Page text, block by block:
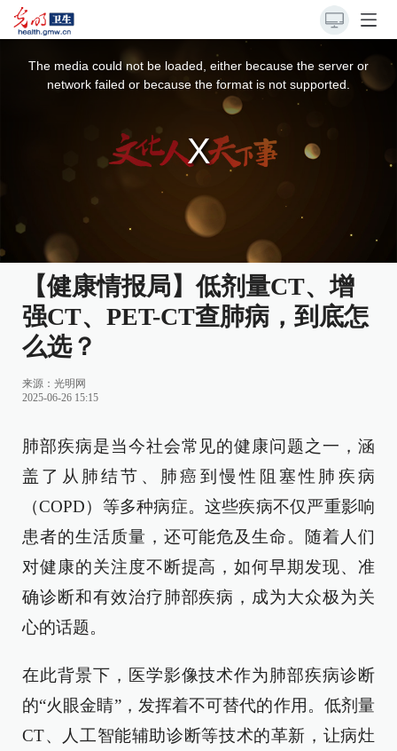
The media could not be loaded, either because the server or
network failed or because the format is not supported.
【健康情报局】低剂量CT、增
强CT、PET-CT查肺病，到底怎
么选？
来源： 光明网
2025-06-26 15:15
肺部疾病是当今社会常见的健康问题之一，涵
盖了从肺结节、肺癌到慢性阻塞性肺疾病
（COPD）等多种病症。这些疾病不仅严重影响
患者的生活质量，还可能危及生命。随着人们
对健康的关注度不断提高，如何早期发现、准
确诊断和有效治疗肺部疾病，成为大众极为关
心的话题。
在此背景下，医学影像技术作为肺部疾病诊断
的“火眼金睛”，发挥着不可替代的作用。低剂量
CT、人工智能辅助诊断等技术的革新，让病灶